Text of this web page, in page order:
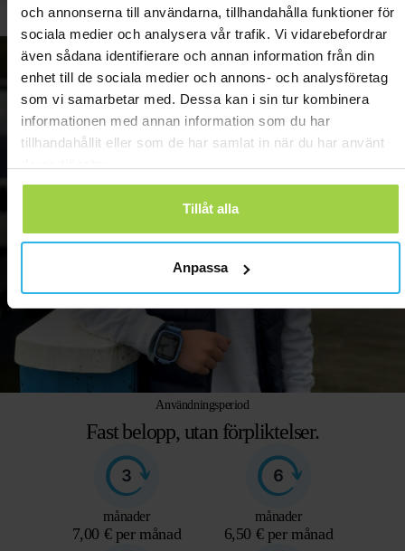
och annonserna till användarna, tillhandahålla funktioner för
sociala medier och analysera vår trafik. Vi vidarebefordrar
även sådana identifierare och annan information från din
enhet till de sociala medier och annons- och analysföretag
som vi samarbetar med. Dessa kan i sin tur kombinera
informationen med annan information som du har
tillhandahållit eller som de har samlat in när du har använt
Tillåt alla
Anpassa
Max, Karlstad
Användningsperiod
Fast belopp, utan förpliktelser.
månader
7,00 € per månad
månader
6,50 € per månad